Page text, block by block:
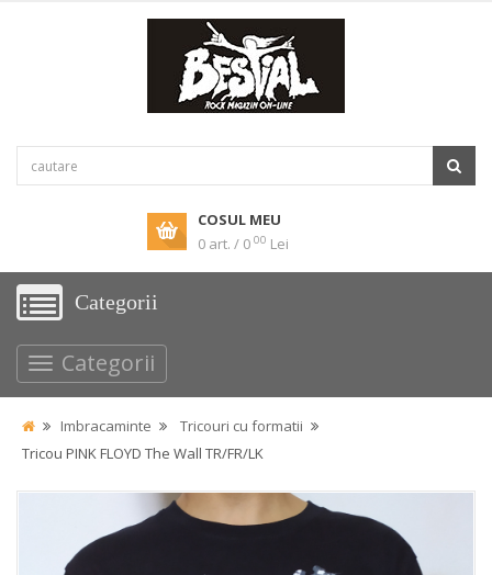
COSUL MEU
0 art. / 0 00 Lei
Categorii
Categorii
Imbracaminte
Tricouri cu formatii
Tricou PINK FLOYD The Wall TR/FR/LK